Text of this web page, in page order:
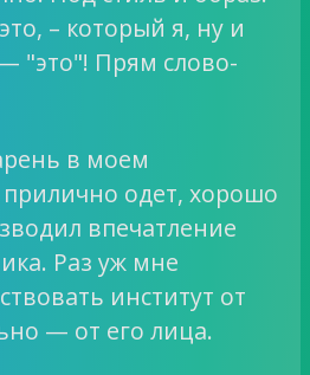
– который я, ну и
"это"! Прям слово-
в моем
одет, хорошо
впечатление
Раз уж мне
институт от
— от его лица.